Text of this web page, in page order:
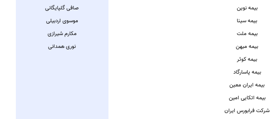
بیمه نوین
بیمه سینا
بیمه ملت
بیمه میهن
بیمه کوثر
بیمه پاسارگاد
بیمه ایران معین
بیمه اتکایی امین
شرکت فرابورس ایران
صافی گلپایگانی
موسوی اردبیلی
مکارم شیرازی
نوری همدانی